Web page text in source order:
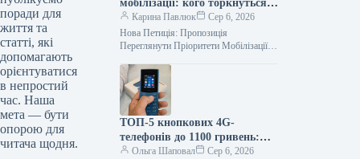
поради для
життя та
статті, які
допомагають
орієнтуватися
в непростий
час. Наша
мета — бути
опорою для
читача щодня.
мобілізації: кого торкнуться
зміни
Карина Павлюк
Сер 6, 2026
Нова Петиція: Пропозиція
Переглянути Пріоритети Мобілізації в
Кабінету Міністрів України було
зареєстровано звернення, яке закликає
до…
ТОП-5 кнопкових 4G-
телефонів до 1100 гривень:
обираємо найкращі моделі на
Ольга Шаповал Сер 6, 2026